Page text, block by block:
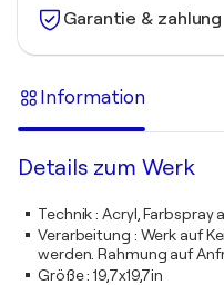
Garantie & zahlung
Information
Details zum Werk
Technik:Acryl, Farbspray
Verarbeitung : Werk auf
werden. Rahmung auf
Größe:19,7x19,7in